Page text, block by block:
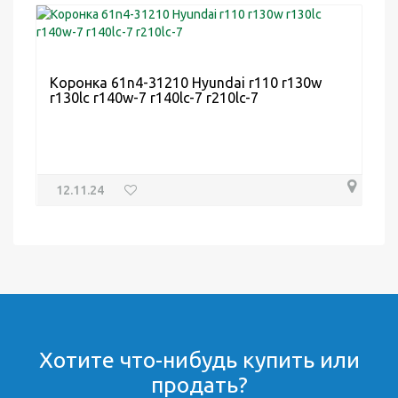
Коронка 61n4-31210 Hyundai r110 r130w
r130lc r140w-7 r140lc-7 r210lc-7
12.11.24
Хотите что-нибудь купить или
продать?